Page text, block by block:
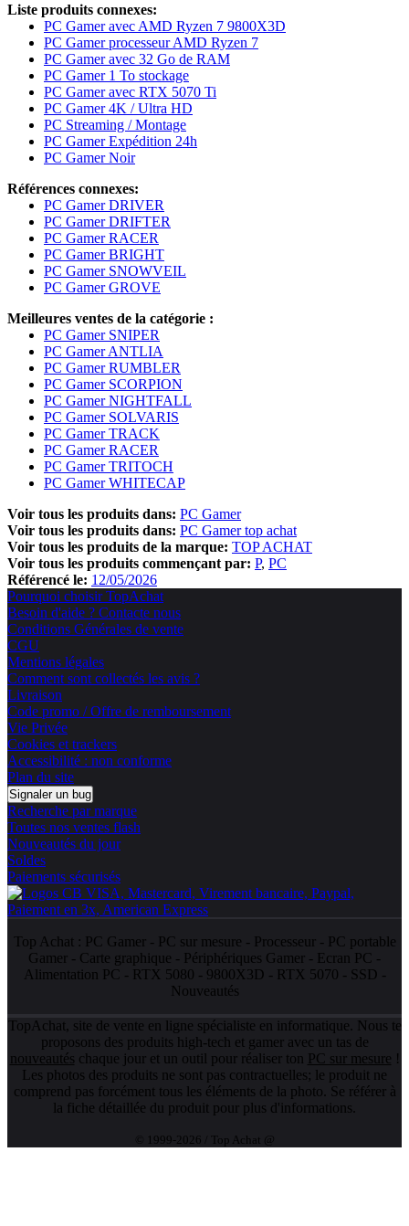
Liste produits connexes:
PC Gamer avec AMD Ryzen 7 9800X3D
PC Gamer processeur AMD Ryzen 7
PC Gamer avec 32 Go de RAM
PC Gamer 1 To stockage
PC Gamer avec RTX 5070 Ti
PC Gamer 4K / Ultra HD
PC Streaming / Montage
PC Gamer Expédition 24h
PC Gamer Noir
Références connexes:
PC Gamer DRIVER
PC Gamer DRIFTER
PC Gamer RACER
PC Gamer BRIGHT
PC Gamer SNOWVEIL
PC Gamer GROVE
Meilleures ventes de la catégorie :
PC Gamer SNIPER
PC Gamer ANTLIA
PC Gamer RUMBLER
PC Gamer SCORPION
PC Gamer NIGHTFALL
PC Gamer SOLVARIS
PC Gamer TRACK
PC Gamer RACER
PC Gamer TRITOCH
PC Gamer WHITECAP
Voir tous les produits dans: PC Gamer
Voir tous les produits dans: PC Gamer top achat
Voir tous les produits de la marque: TOP ACHAT
Voir tous les produits commençant par: P PC
Référencé le: 12/05/2026
Pourquoi choisir TopAchat
Besoin d'aide ? Contacte nous
Conditions Générales de vente
CGU
Mentions légales
Comment sont collectés les avis ?
Livraison
Code promo / Offre de remboursement
Vie Privée
Cookies et trackers
Accessibilité : non conforme
Plan du site
Signaler un bug
Recherche par marque
Toutes nos ventes flash
Nouveautés du jour
Soldes
Paiements sécurisés
Top Achat : PC Gamer- PC sur mesure - Processeur- PC portable
Gamer - Carte graphique - Périphériques Gamer - Ecran PC -
Alimentation PC - RTX 5080 - 9800X3D - RTX 5070 - SSD -
Nouveautés
TopAchat, site de vente en ligne spécialiste en informatique. Nous te
proposons des produits high-tech et gamer avec un tas de
nouveautés chaque jour et un outil pour réaliser ton PC sur mesure !
Les photos des produits ne sont pas contractuelles; le produit ne
comprend pas forcément tous les éléments de la photo. Se référer à
la fiche détaillée du produit pour plus d'informations.
© 1999-2026 / Top Achat @